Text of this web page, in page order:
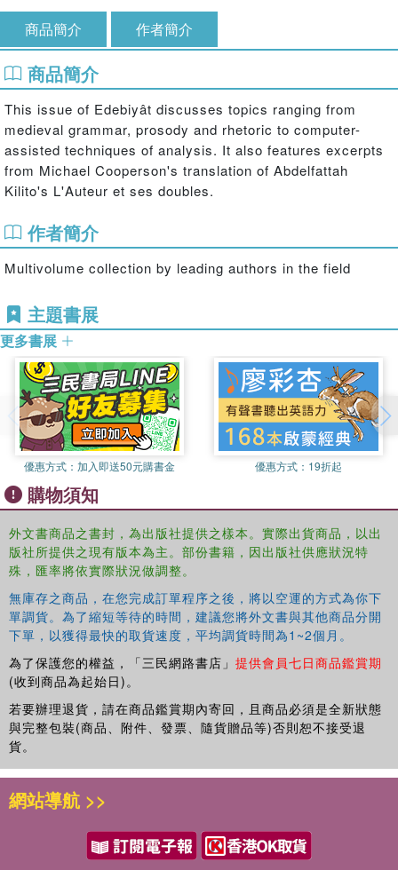
商品簡介 作者簡介
商品簡介
This issue of Edebiyât discusses topics ranging from
medieval grammar, prosody and rhetoric to computer-
assisted techniques of analysis. It also features excerpts
from Michael Cooperson's translation of Abdelfattah
Kilito's L'Auteur et ses doubles.
作者簡介
Multivolume collection by leading authors in the field
主題書展
更多書展
優惠方式： 加入即送50元購書金 優惠方式： 19折起
購物須知
外文書商品之書封，為出版社提供之樣本。實際出貨商品，以出
版社所提供之現有版本為主。部份書籍，因出版社供應狀況特
殊，匯率將依實際狀況做調整。
無庫存之商品，在您完成訂單程序之後，將以空運的方式為你下
單調貨。為了縮短等待的時間，建議您將外文書與其他商品分開
下單，以獲得最快的取貨速度，平均調貨時間為1~2個月。
為了保護您的權益，「三民網路書店」 提供會員七日商品鑑賞期
(收到商品為起始日)。
若要辦理退貨，請在商品鑑賞期內寄回，且商品必須是全新狀態
與完整包裝(商品、附件、發票、隨貨贈品等)否則恕不接受退
貨。
網站導航 >>